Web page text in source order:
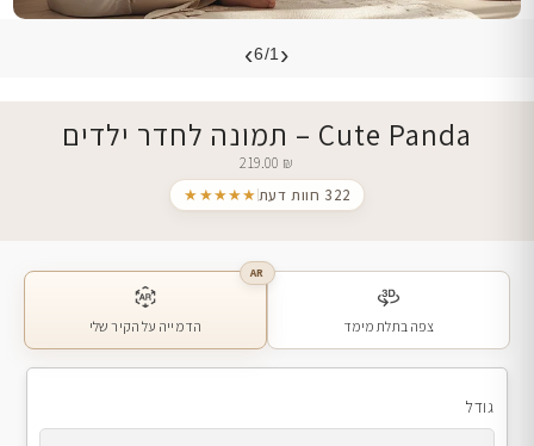
‹
6/1
›
Cute Panda – תמונה לחדר ילדים
219.00 ₪
★★★★★
322 חוות דעת
צפה בתלת מימד
AR
הדמייה על הקיר שלי
גודל